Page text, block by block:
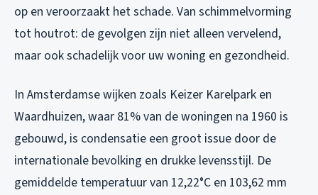
op en veroorzaakt het schade. Van schimmelvorming
tot houtrot: de gevolgen zijn niet alleen vervelend,
maar ook schadelijk voor uw woning en gezondheid.
In Amsterdamse wijken zoals Keizer Karelpark en
Waardhuizen, waar 81% van de woningen na 1960 is
gebouwd, is condensatie een groot issue door de
internationale bevolking en drukke levensstijl. De
gemiddelde temperatuur van 12,22°C en 103,62 mm